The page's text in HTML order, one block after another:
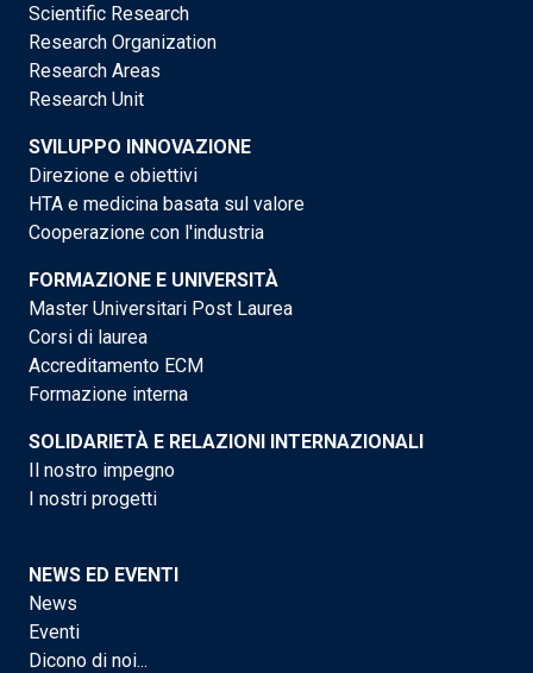
Scientific Research
Research Organization
Research Areas
Research Unit
SVILUPPO INNOVAZIONE
Direzione e obiettivi
HTA e medicina basata sul valore
Cooperazione con l'industria
FORMAZIONE E UNIVERSITÀ
Master Universitari Post Laurea
Corsi di laurea
Accreditamento ECM
Formazione interna
SOLIDARIETÀ E RELAZIONI INTERNAZIONALI
Il nostro impegno
I nostri progetti
NEWS ED EVENTI
News
Eventi
Dicono di noi...